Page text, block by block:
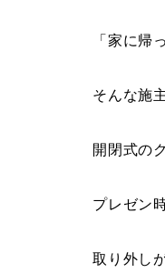
「家に帰
そんな施
開閉式の
プレゼン
取り外し